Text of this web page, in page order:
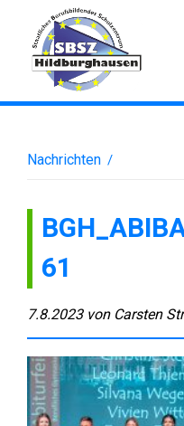
Nachrichten /
61
7.8.2023 von Carsten